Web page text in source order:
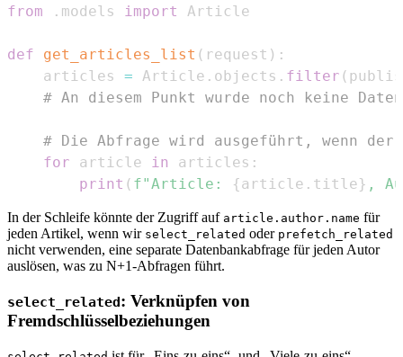
from
. models import
def get_articles_list ( request ) :
    articles
= Article . objects . filter (
# An diesem Punkt wurde noch keine
# Die Abfrage wird ausgeführt, wenn der
for article in articles :
print ( f"Article: {article . title} ,
In der Schleife könnte der Zugriff auf article.author.name für
jeden Artikel, wenn wir select_related oder prefetch_related
nicht verwenden, eine separate Datenbankabfrage für jeden Autor
auslösen, was zu N+1-Abfragen führt.
select_related: Verknüpfen von
Fremdschlüsselbeziehungen